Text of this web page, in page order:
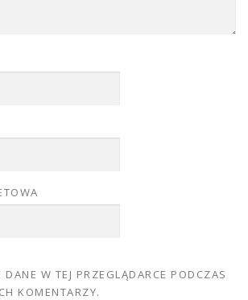
DANE W TEJ PRZEGLĄDARCE PODCZAS
KOMENTARZY.